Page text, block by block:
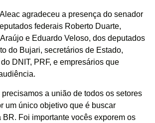
agradeceu a presença do senador
federais Roberto Duarte,
e Eduardo Veloso, dos deputados
do Bujari, secretários de Estado,
DNIT, PRF, e empresários que
precisamos a união de todos os setores
um único objetivo que é buscar
BR. Foi importante vocês exporem os